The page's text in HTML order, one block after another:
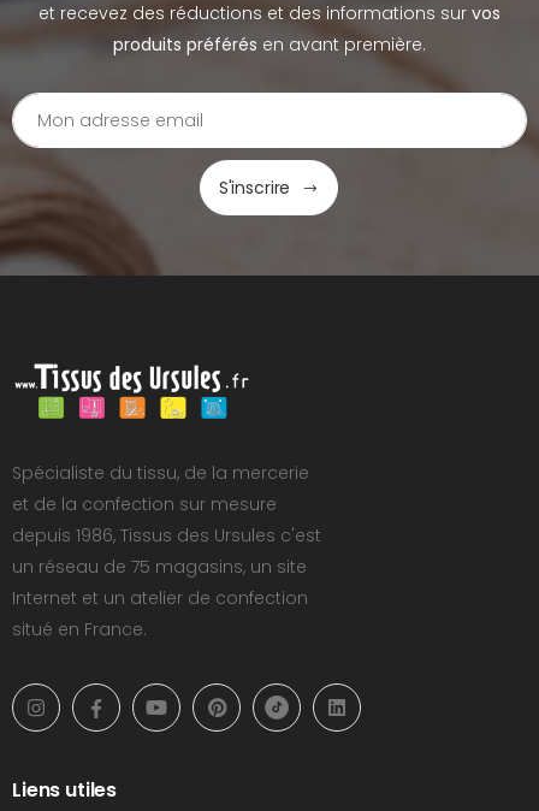
et recevez des réductions et des informations sur vos
produits préférés en avant première.
S'inscrire
Spécialiste du tissu, de la mercerie
et de la confection sur mesure
depuis 1986, Tissus des Ursules c'est
un réseau de 75 magasins, un site
Internet et un atelier de confection
situé en France.
Liens utiles